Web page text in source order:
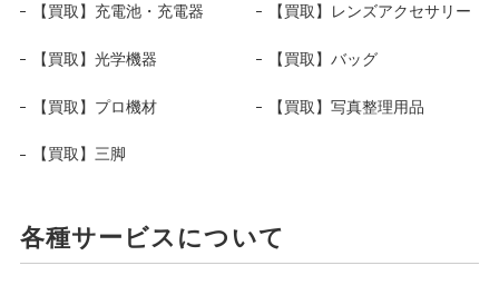
【買取】充電池・充電器 【買取】レンズアクセサリー
【買取】光学機器 【買取】バッグ
【買取】プロ機材 【買取】写真整理用品
【買取】三脚
各種サービスについて